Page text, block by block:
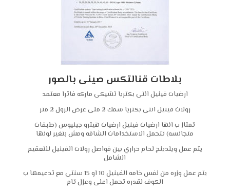
بلاطات قنالتكس صينى بالصور
ارضيات فينيل انتى بكتريا تشيكى ماركه فاترا معتمد
رولات فينيل انتى بكتريا سمك 2 ملى عرض الرول 2 متر
تمتاز ب انها ارضيات فينيل ارضيات هيترو جينيوس (طبقات
متجانسه) تتحمل الاستخدامات الشاقه ومش بتغير لونها
يتم عمل ويلدينج لحام حراري بين فواصل رولات الفينيل للتعقيم
الشامل
يتم عمل وزره من نفس خامه الفينيل 10 او 15 سنتى مع تدعيمها ب
الكوف لقدره تحمل اعلى وعزل تام